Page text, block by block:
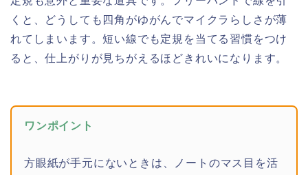
くと、どうしても四角がゆがんでマイクラらしさが薄
れてしまいます。短い線でも定規を当てる習慣をつけ
ると、仕上がりが見ちがえるほどきれいになります。
ワンポイント
方眼紙が手元にないときは、ノートのマス目を活